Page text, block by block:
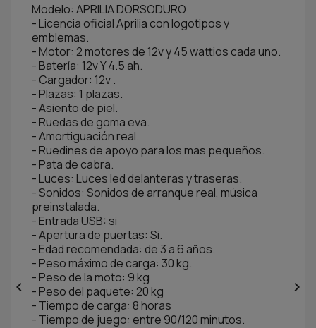
 
Modelo: APRILIA DORSODURO
- Licencia oficial Aprilia con logotipos y
emblemas.
- Motor: 2 motores de 12v y 45 wattios cada uno.
- Batería: 12v Y 4.5 ah.
- Cargador: 12v .
- Plazas: 1 plazas.
- Asiento de piel.
- Ruedas de goma eva.
- Amortiguación real.
- Ruedines de apoyo para los mas pequeños.
- Pata de cabra.
- Luces: Luces led delanteras y traseras.
- Sonidos: Sonidos de arranque real, música
preinstalada.
- Entrada USB: si
- Apertura de puertas: Si.
- Edad recomendada: de 3 a 6 años.
- Peso máximo de carga: 30 kg.
- Peso de la moto: 9 kg
- Peso del paquete: 20 kg
- Tiempo de carga: 8 horas
- Tiempo de juego: entre 90/120 minutos.